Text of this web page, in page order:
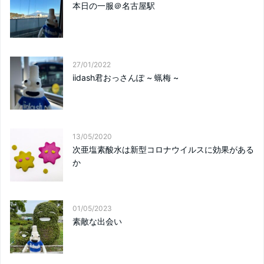
本日の一服＠名古屋駅
27/01/2022
iidash君おっさんぽ ~ 蝋梅 ~
13/05/2020
次亜塩素酸水は新型コロナウイルスに効果がある
か
01/05/2023
素敵な出会い